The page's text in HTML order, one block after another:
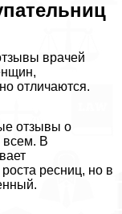
врачей
отличаются.
отзывы о
всем. В
ресниц, но в